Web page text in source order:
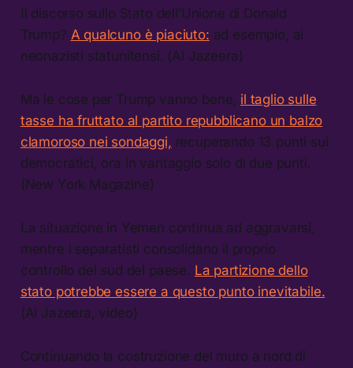
Il discorso sullo Stato dell’Unione di Donald
Trump? A qualcuno è piaciuto: ad esempio, ai
neonazisti statunitensi. (Al Jazeera)
Ma le cose per Trump vanno bene, il taglio sulle
tasse ha fruttato al partito repubblicano un balzo
clamoroso nei sondaggi, recuperando 13 punti sui
democratici, ora in vantaggio solo di due punti.
(New York Magazine)
La situazione in Yemen continua ad aggravarsi,
mentre i separatisti consolidano il proprio
controllo del sud del paese. La partizione dello
stato potrebbe essere a questo punto inevitabile.
(Al Jazeera, video)
Continuando la costruzione del muro a nord di